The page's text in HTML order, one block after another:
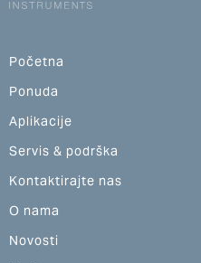
Početna
Ponuda
Aplikacije
Servis & podrška
Kontaktirajte nas
O nama
Novosti